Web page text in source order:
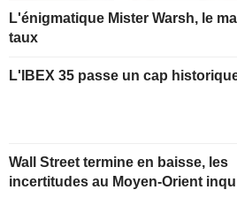
L'énigmatique Mister Warsh, le
taux
L'IBEX 35 passe un cap
Wall Street termine en baisse, les
incertitudes au Moyen-Orient